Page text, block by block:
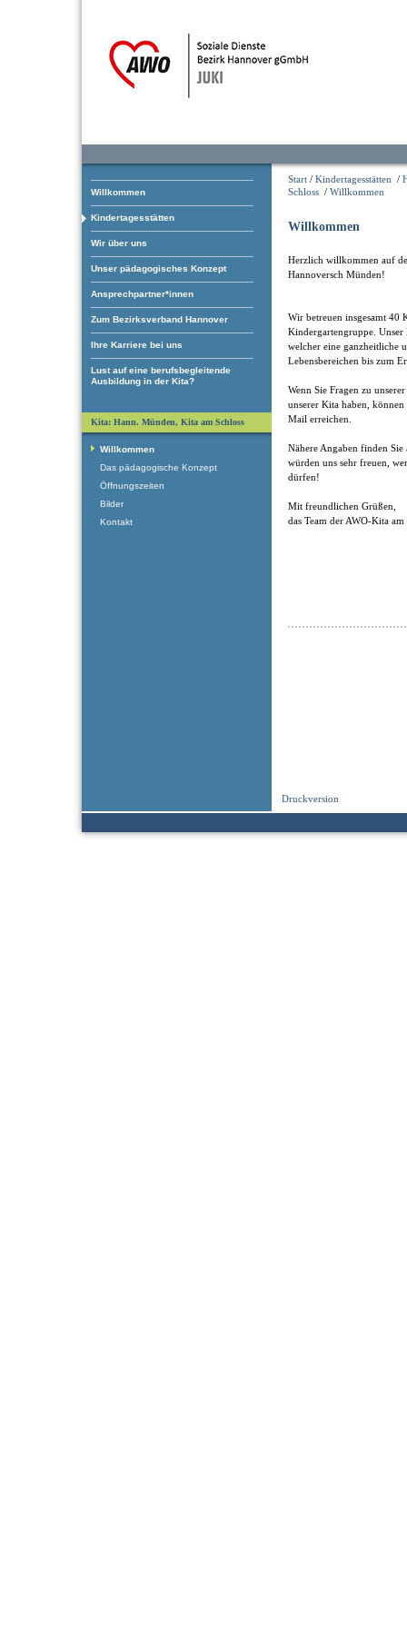
Willkommen
Kindertagesstätten
Wir über uns
Unser pädagogisches Konzept
Ansprechpartner*innen
Zum Bezirksverband Hannover
Ihre Karriere bei uns
Lust auf eine berufsbegleitende
Ausbildung in der Kita?
Start / Kindertagesstätten /
Schloss / Willkommen
Willkommen
Herzlich willkommen auf
Hannoversch Münden!
Wir betreuen insgesamt
Kindergartengruppe. Unser
welcher eine ganzheitliche
Lebensbereichen bis zum
Wenn Sie Fragen zu
unserer Kita haben,
Mail erreichen.
Nähere Angaben finden
würden uns sehr freuen,
dürfen!
Mit freundlichen Grüßen,
das Team der AWO-Kita am
Druckversion
Kita: Hann. Münden, Kita am Schloss
Willkommen
Das pädagogische Konzept
Öffnungszeiten
Bilder
Kontakt